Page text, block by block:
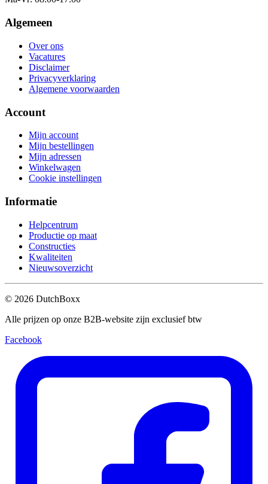
Algemeen
Over ons
Vacatures
Disclaimer
Privacyverklaring
Algemene voorwaarden
Account
Mijn account
Mijn bestellingen
Mijn adressen
Winkelwagen
Cookie instellingen
Informatie
Helpcentrum
Productie op maat
Constructies
Kwaliteiten
Nieuwsoverzicht
© 2026 DutchBoxx
Alle prijzen op onze B2B-website zijn exclusief btw
Facebook